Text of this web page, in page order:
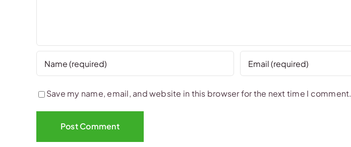
Save my name, email, and website in this browser for the next time I comment.